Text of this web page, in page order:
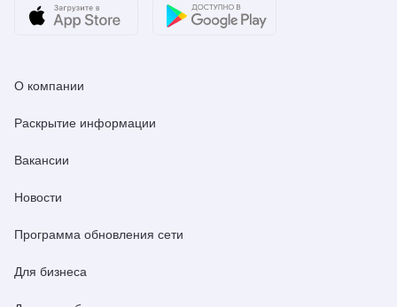
О компании
Раскрытие информации
Вакансии
Новости
Программа обновления сети
Для бизнеса